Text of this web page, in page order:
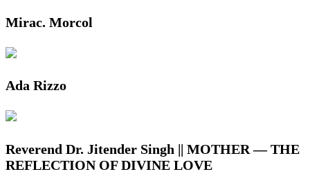
Mirac. Morcol
Ada Rizzo
Reverend Dr. Jitender Singh || MOTHER — THE
REFLECTION OF DIVINE LOVE